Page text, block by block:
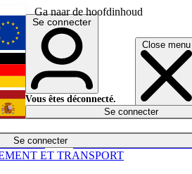
Ga naar de hoofdinhoud
Close menu
Se connecter
Économie
English
Deutsch
Español
Se connecter
Vous êtes déconnecté.
Se connecter
ET TRANSPORT